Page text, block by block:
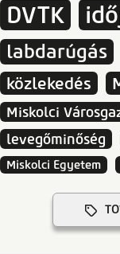
DVTK
labdarúgás
közlekedés
Miskolci
levegőminőség
Miskolci Egyetem